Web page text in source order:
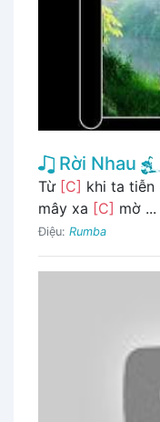
Rời Nhau
Từ [C] khi ta tiễn
mây xa [C] mờ ...
Điệu: Rumba